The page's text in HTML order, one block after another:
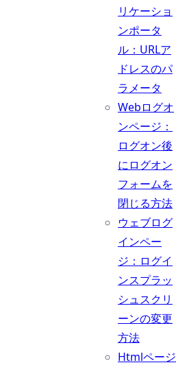
リケーショ
ンポータ
ル：URLア
ドレスのパ
ラメータ
Webログオ
ンページ：
ログオン後
にログオン
フォームを
閉じる方法
ウェブログ
インペー
ジ：ログイ
ンスプラッ
シュスクリ
ーンの変更
方法
Htmlページ